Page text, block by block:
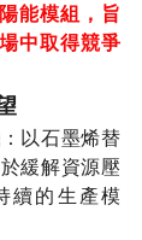
能模組，旨
中取得競爭
：以石墨烯替
緩解資源壓
續的生產模